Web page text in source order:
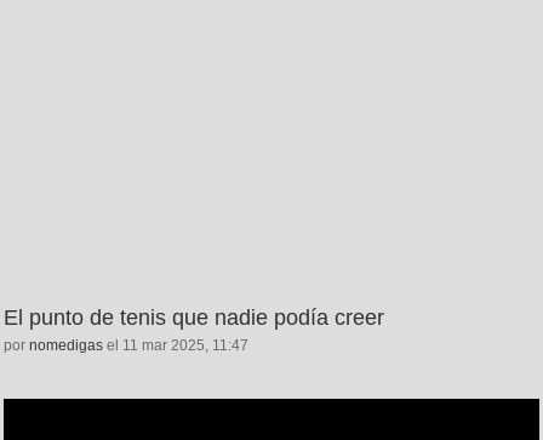
El punto de tenis que nadie podía creer
por nomedigas el 11 mar 2025, 11:47